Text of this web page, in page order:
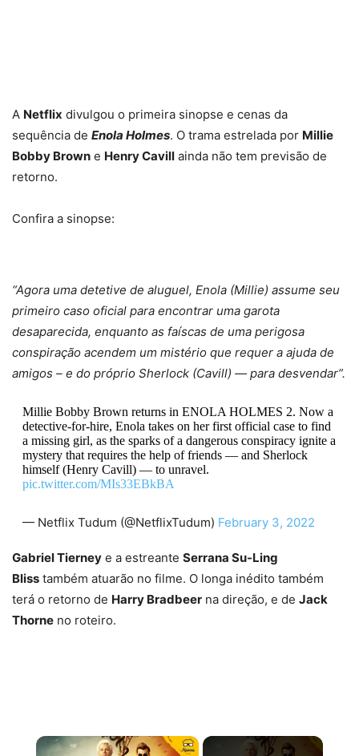
A Netflix divulgou o primeira sinopse e cenas da
sequência de Enola Holmes. O trama estrelada por Millie
Bobby Brown e Henry Cavill ainda não tem previsão de
retorno.
Confira a sinopse:
“Agora uma detetive de aluguel, Enola (Millie) assume seu
primeiro caso oficial para encontrar uma garota
desaparecida, enquanto as faíscas de uma perigosa
conspiração acendem um mistério que requer a ajuda de
amigos – e do próprio Sherlock (Cavill) — para desvendar”.
Millie Bobby Brown returns in ENOLA HOLMES 2. Now a
detective-for-hire, Enola takes on her first official case to find
a missing girl, as the sparks of a dangerous conspiracy ignite a
mystery that requires the help of friends — and Sherlock
himself (Henry Cavill) — to unravel.
pic.twitter.com/MIs33EBkBA
— Netflix Tudum (@NetflixTudum) February 3, 2022
Gabriel Tierney e a estreante Serrana Su-Ling
Bliss também atuarão no filme. O longa inédito também
terá o retorno de Harry Bradbeer na direção, e de Jack
Thorne no roteiro.
×